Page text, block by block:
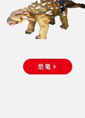
恐竜